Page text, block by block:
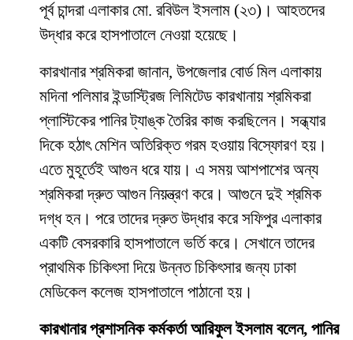
পূর্ব চান্দরা এলাকার মো. রবিউল ইসলাম (২৩)। আহতদের
উদ্ধার করে হাসপাতালে নেওয়া হয়েছে।
কারখানার শ্রমিকরা জানান, উপজেলার বোর্ড মিল এলাকায়
মদিনা পলিমার ইন্ডাস্ট্রিজ লিমিটেড কারখানায় শ্রমিকরা
প্লাস্টিকের পানির ট্যাঙ্ক তৈরির কাজ করছিলেন। সন্ধ্যার
দিকে হঠাৎ মেশিন অতিরিক্ত গরম হওয়ায় বিস্ফোরণ হয়।
এতে মুহূর্তেই আগুন ধরে যায়। এ সময় আশপাশের অন্য
শ্রমিকরা দ্রুত আগুন নিয়ন্ত্রণ করে। আগুনে দুই শ্রমিক
দগ্ধ হন। পরে তাদের দ্রুত উদ্ধার করে সফিপুর এলাকার
একটি বেসরকারি হাসপাতালে ভর্তি করে। সেখানে তাদের
প্রাথমিক চিকিৎসা দিয়ে উন্নত চিকিৎসার জন্য ঢাকা
মেডিকেল কলেজ হাসপাতালে পাঠানো হয়।
কারখানার প্রশাসনিক কর্মকর্তা আরিফুল ইসলাম বলেন, পানির